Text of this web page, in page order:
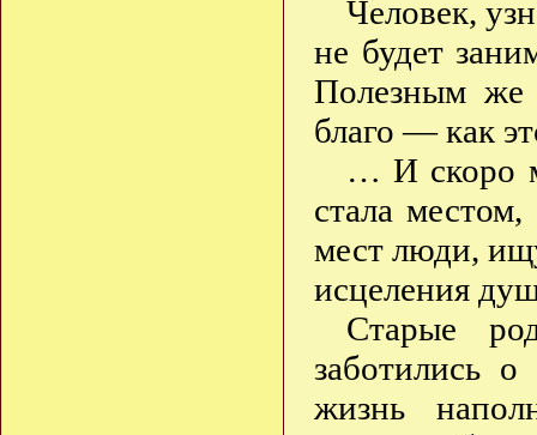
Человек,
не будет
Полезным же
благо — как
… И скоро
стала
мест люди,
исцеления
Старые
заботились
жизнь